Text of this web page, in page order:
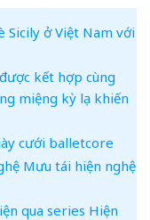
Sicily ở Việt Nam với
kết hợp cùng
miệng kỳ lạ khiến
cưới balletcore
Mưu tái hiện nghệ
qua series Hiện